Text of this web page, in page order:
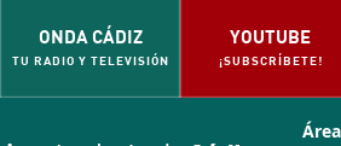
ONDA CÁDIZ
TU RADIO Y TELEVISIÓN
YOUTUBE
¡SUBSCRÍBETE!